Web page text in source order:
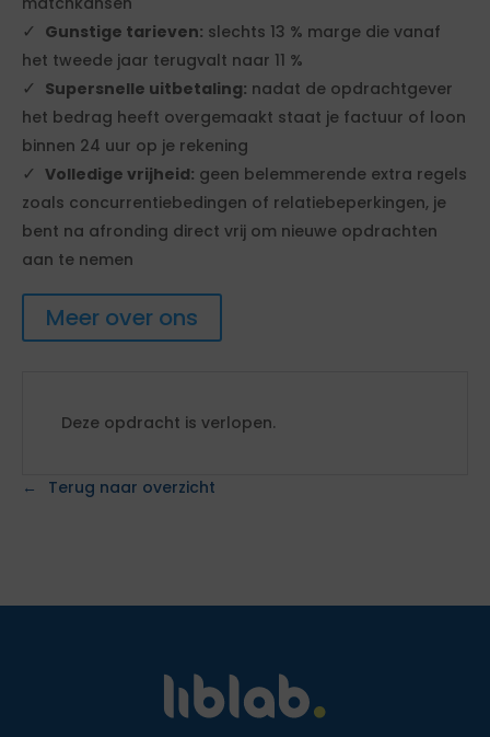
Gunstige tarieven: slechts 13 % marge die vanaf
het tweede jaar terugvalt naar 11 %
Supersnelle uitbetaling: nadat de opdrachtgever
het bedrag heeft overgemaakt staat je factuur of loon
binnen 24 uur op je rekening
Volledige vrijheid: geen belemmerende extra regels
zoals concurrentiebedingen of relatiebeperkingen, je
bent na afronding direct vrij om nieuwe opdrachten
aan te nemen
Meer over ons
Deze opdracht is verlopen.
Terug naar overzicht